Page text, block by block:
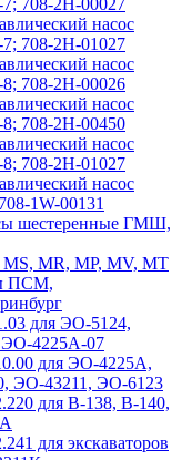
насос
708-2H-01027
насос
708-2H-00026
насос
708-2H-00450
насос
708-2H-01027
насос
1W-00131
шестеренные ГМШ,
MR, MP, MV, MT
ПСМ,
для ЭО-5124,
4225А-07
для ЭО-4225А,
ЭО-43211, ЭО-6123
для В-138, В-140,
для экскаваторов